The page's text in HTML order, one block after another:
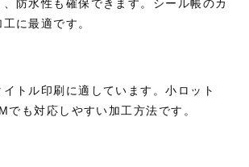
防水性も確保できます。シール帳のカ
に最適です。
トル印刷に適しています。小ロット
でも対応しやすい加工方法です。